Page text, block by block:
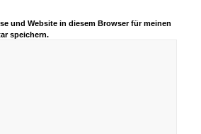
und Website in diesem Browser für meinen
speichern.